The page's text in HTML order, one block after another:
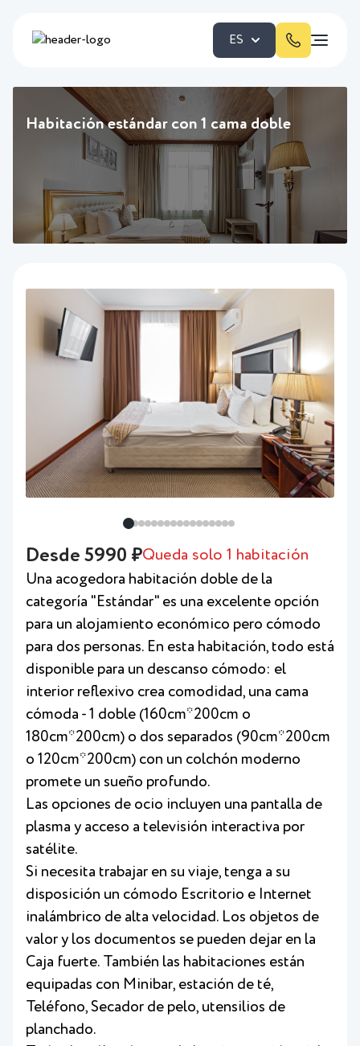
ES
Habitación estándar con 1 cama doble
Desde 5990 ₽Queda solo 1 habitación
Una acogedora habitación doble de la
categoría "Estándar" es una excelente opción
para un alojamiento económico pero cómodo
para dos personas. En esta habitación, todo está
disponible para un descanso cómodo: el
interior reflexivo crea comodidad, una cama
cómoda - 1 doble (160cm*200cm o
180cm*200cm) o dos separados (90cm*200cm
o 120cm*200cm) con un colchón moderno
promete un sueño profundo.
Las opciones de ocio incluyen una pantalla de
plasma y acceso a televisión interactiva por
satélite.
Si necesita trabajar en su viaje, tenga a su
disposición un cómodo Escritorio e Internet
inalámbrico de alta velocidad. Los objetos de
valor y los documentos se pueden dejar en la
Caja fuerte. También las habitaciones están
equipadas con Minibar, estación de té,
Teléfono, Secador de pelo, utensilios de
planchado.